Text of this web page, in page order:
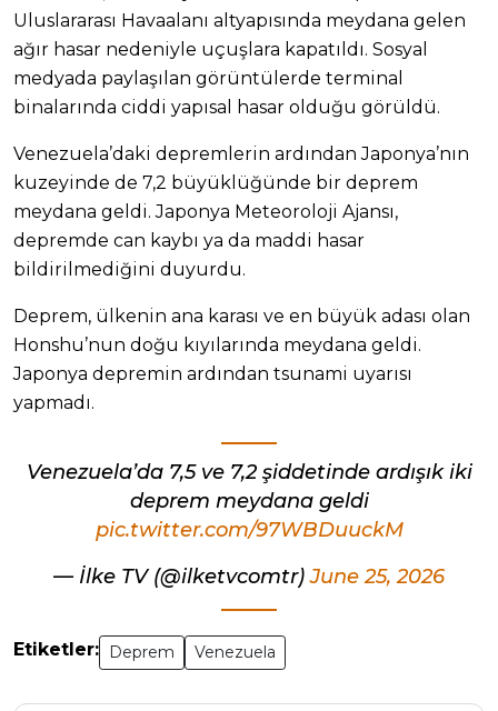
Uluslararası Havaalanı altyapısında meydana gelen
ağır hasar nedeniyle uçuşlara kapatıldı. Sosyal
medyada paylaşılan görüntülerde terminal
binalarında ciddi yapısal hasar olduğu görüldü.
Venezuela’daki depremlerin ardından Japonya’nın
kuzeyinde de 7,2 büyüklüğünde bir deprem
meydana geldi. Japonya Meteoroloji Ajansı,
depremde can kaybı ya da maddi hasar
bildirilmediğini duyurdu.
Deprem, ülkenin ana karası ve en büyük adası olan
Honshu’nun doğu kıyılarında meydana geldi.
Japonya depremin ardından tsunami uyarısı
yapmadı.
Venezuela’da 7,5 ve 7,2 şiddetinde ardışık iki
deprem meydana geldi
pic.twitter.com/97WBDuuckM
— İlke TV (@ilketvcomtr)June 25, 2026
Etiketler: Deprem Venezuela